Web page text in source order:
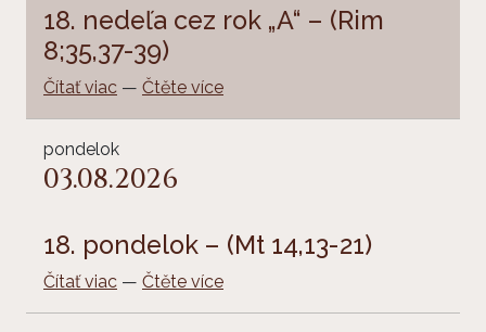
18. nedeľa cez rok „A“ – (Rim
8;35,37-39)
Čítať viac — Čtěte více
pondelok
03.08.2026
18. pondelok – (Mt 14,13-21)
Čítať viac — Čtěte více